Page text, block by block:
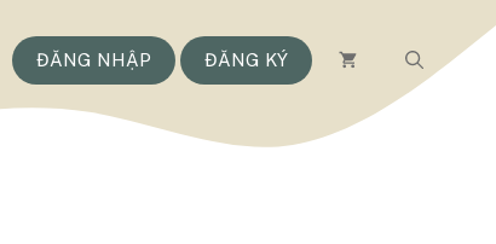
ĐĂNG NHẬP ĐĂNG KÝ